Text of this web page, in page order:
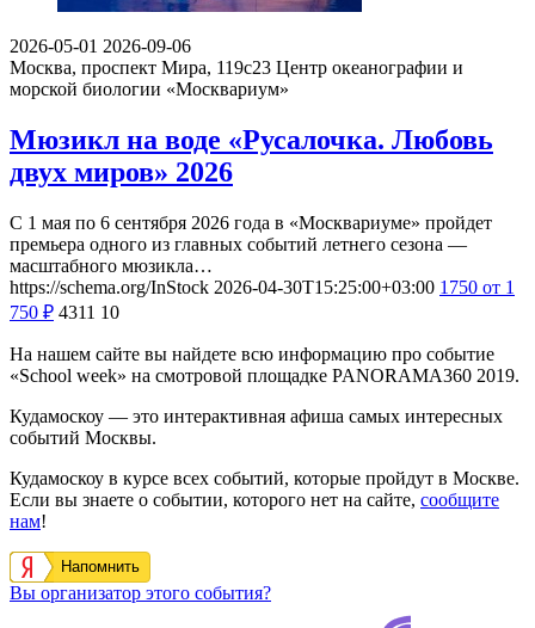
2026-05-01 2026-09-06
Москва, проспект Мира, 119с23 Центр океанографии и
морской биологии «Москвариум»
Мюзикл на воде «Русалочка. Любовь
двух миров» 2026
С 1 мая по 6 сентября 2026 года в «Москвариуме» пройдет
премьера одного из главных событий летнего сезона —
масштабного мюзикла…
https://schema.org/InStock 2026-04-30T15:25:00+03:00 1750 от 1
750 ₽ 4311 10
На нашем сайте вы найдете всю информацию про событие
«School week» на смотровой площадке PANORAMA360 2019.
Кудамоскоу — это интерактивная афиша самых интересных
событий Москвы.
Кудамоскоу в курсе всех событий, которые пройдут в Москве.
Если вы знаете о событии, которого нет на сайте, сообщите
нам!
Напомнить
Вы организатор этого события?